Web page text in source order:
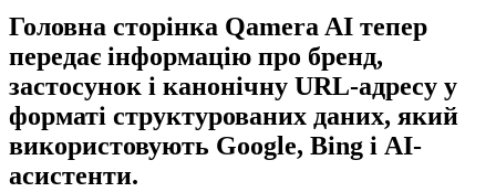
Головна сторінка Qamera AI тепер
передає інформацію про бренд,
застосунок і канонічну URL-адресу у
форматі структурованих даних, який
використовують Google, Bing і AI-
асистенти.